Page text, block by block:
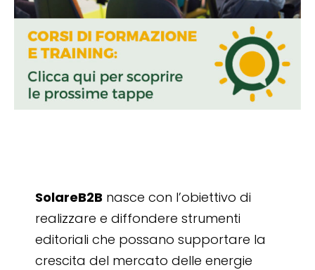
SolareB2B nasce con l’obiettivo di
realizzare e diffondere strumenti
editoriali che possano supportare la
crescita del mercato delle energie